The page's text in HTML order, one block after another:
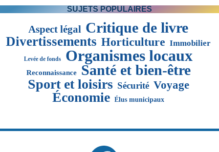
SUJETS POPULAIRES
Aspect légal Critique de livre
Divertissements Horticulture Immobilier
Levée de fonds Organismes locaux
Reconnaissance Santé et bien-être
Sport et loisirs Sécurité Voyage
Économie Élus municipaux